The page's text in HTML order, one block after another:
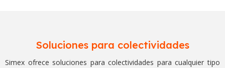
Soluciones para colectividades
Simex ofrece soluciones para colectividades para cualquier tipo